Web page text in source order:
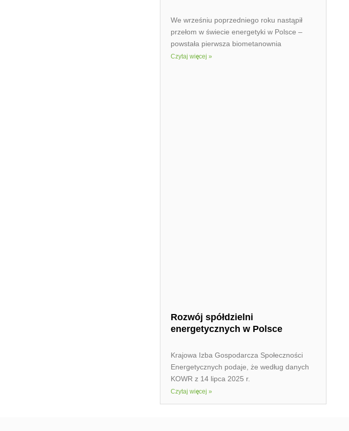
We wrześniu poprzedniego roku nastąpił
przełom w świecie energetyki w Polsce –
powstała pierwsza biometanownia
Czytaj więcej »
Rozwój spółdzielni
energetycznych w Polsce
Krajowa Izba Gospodarcza Społeczności
Energetycznych podaje, że według danych
KOWR z 14 lipca 2025 r.
Czytaj więcej »